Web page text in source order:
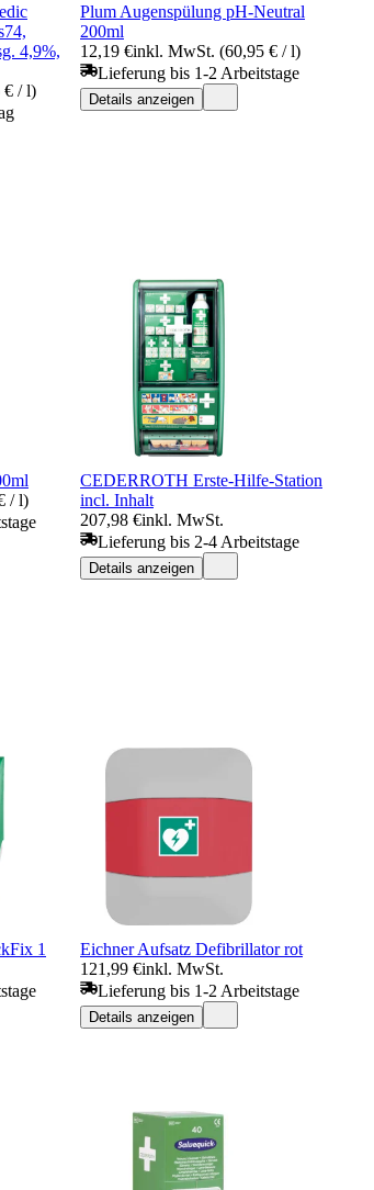
4,9%,
€ / l)
Plum Augenspülung pH-Neutral
200ml
12,19 €inkl. MwSt. (60,95 € / l)
Lieferung bis 1-2 Arbeitstage
Details anzeigen
/ l)
CEDERROTH Erste-Hilfe-Station
incl. Inhalt
207,98 €inkl. MwSt.
Lieferung bis 2-4 Arbeitstage
Details anzeigen
1
Eichner Aufsatz Defibrillator rot
121,99 €inkl. MwSt.
Lieferung bis 1-2 Arbeitstage
Details anzeigen